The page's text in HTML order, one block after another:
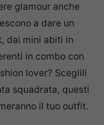
glamour anche
a dare un
dai mini abiti in
in combo con
lover? Sceglili
squadrata, questi
il tuo outfit.